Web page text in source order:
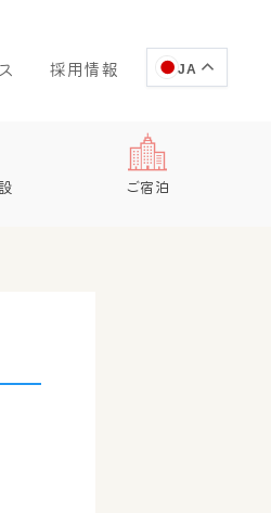
採用情報 JA
ご宿泊